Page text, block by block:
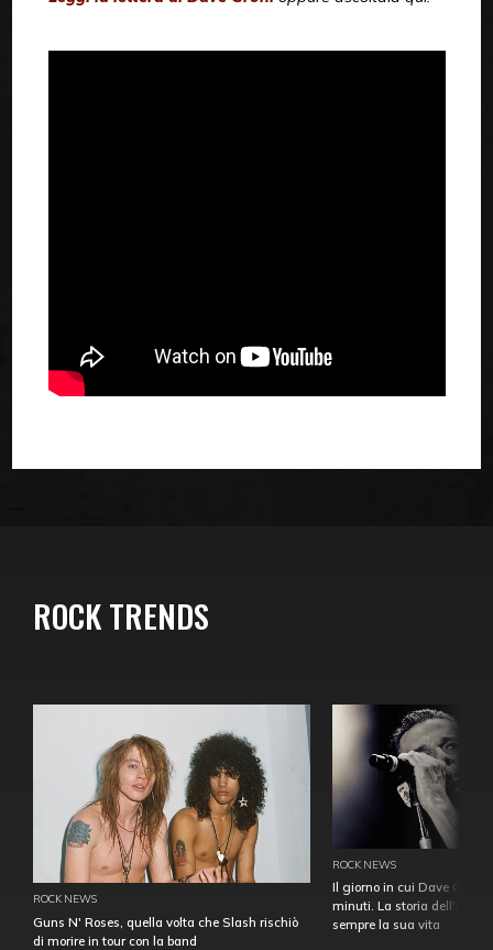
ROCK TRENDS
ROCK NEWS
Guns N' Roses, quella volta che Slash rischiò
di morire in tour con la band
ROCK NEWS
Il giorno in cui Dave
minuti. La storia
sempre la sua vita